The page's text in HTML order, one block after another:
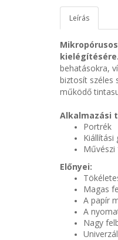
Leírás
kielégítésére.
behatásokra,
biztosít széles
működő
Alkalmazási
Portrék
Kiállítási
Előnyei:
Magas
A papír
A
Nagy